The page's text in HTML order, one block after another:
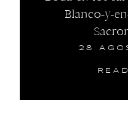
Blanco-y-
28